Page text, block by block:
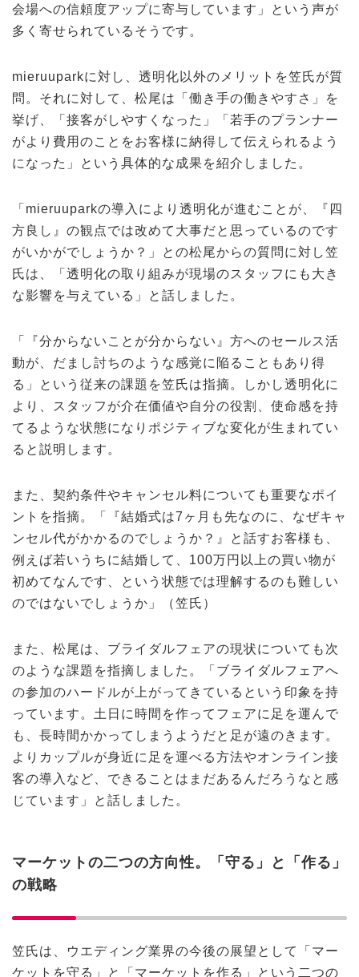
会場への信頼度アップに寄与しています」という声が
多く寄せられているそうです。
mieruuparkに対し、透明化以外のメリットを笠氏が質
問。それに対して、松尾は「働き手の働きやすさ」を
挙げ、「接客がしやすくなった」「若手のプランナー
がより費用のことをお客様に納得して伝えられるよう
になった」という具体的な成果を紹介しました。
「mieruuparkの導入により透明化が進むことが、『四
方良し』の観点では改めて大事だと思っているのです
がいかがでしょうか？」との松尾からの質問に対し笠
氏は、「透明化の取り組みが現場のスタッフにも大き
な影響を与えている」と話しました。
「『分からないことが分からない』方へのセールス活
動が、だまし討ちのような感覚に陥ることもあり得
る」という従来の課題を笠氏は指摘。しかし透明化に
より、スタッフが介在価値や自分の役割、使命感を持
てるような状態になりポジティブな変化が生まれてい
ると説明します。
また、契約条件やキャンセル料についても重要なポイ
ントを指摘。「『結婚式は7ヶ月も先なのに、なぜキャ
ンセル代がかかるのでしょうか？』と話すお客様も、
例えば若いうちに結婚して、100万円以上の買い物が
初めてなんです、という状態では理解するのも難しい
のではないでしょうか」（笠氏）
また、松尾は、ブライダルフェアの現状についても次
のような課題を指摘しました。「ブライダルフェアへ
の参加のハードルが上がってきているという印象を持
っています。土日に時間を作ってフェアに足を運んで
も、長時間かかってしまうようだと足が遠のきます。
よりカップルが身近に足を運べる方法やオンライン接
客の導入など、できることはまだあるんだろうなと感
じています」と話しました。
マーケットの二つの方向性。「守る」と「作る」
の戦略
笠氏は、ウエディング業界の今後の展望として「マー
ケットを守る」と「マーケットを作る」という二つの